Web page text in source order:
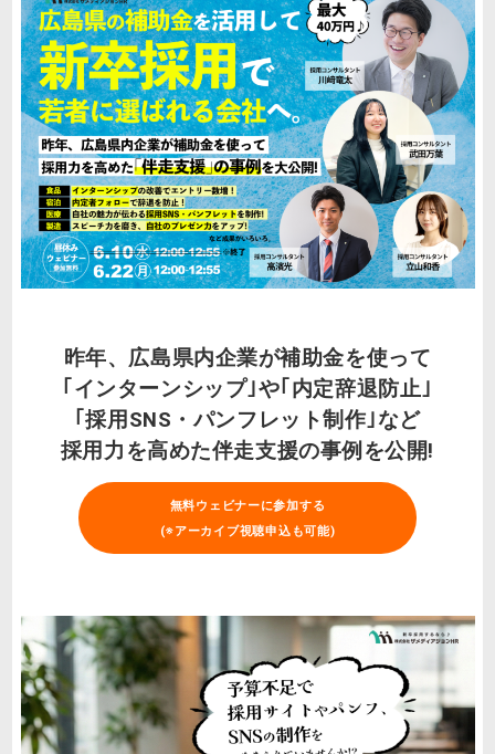
昨年、広島県内企業が補助金を使って
｢インターンシップ｣や｢内定辞退防止｣
｢採用SNS・パンフレット制作｣など
採用力を高めた伴走支援の事例を公開!
無料ウェビナーに参加する
(※アーカイブ視聴申込も可能)